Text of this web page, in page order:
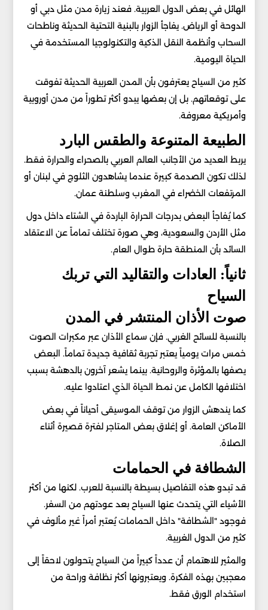
الهائل في بعض الدول العربية. فعند زيارة مدن مثل دبي أو
الدوحة أو الرياض. يفاجأ الزوار بالبنية التحتية الحديثة وناطحات
السحاب وأنظمة النقل الذكية والتكنولوجيا المستخدمة في
الحياة اليومية.
كثير من السياح يعترفون بأن المدن العربية الحديثة تفوقت
على توقعاتهم. بل إن بعضها يبدو أكثر تطوراً من مدن أوروبية
وأمريكية معروفة.
الطبيعة المتنوعة والطقس البارد
يربط العديد من الأجانب العالم العربي بالصحراء والحرارة فقط.
لذلك تكون الصدمة كبيرة عندما يشاهدون الثلوج في لبنان أو
المرتفعات الخضراء في المغرب وسلطنة عمان.
كما يُفاجأ البعض بدرجات الحرارة الباردة في الشتاء داخل دول
مثل الأردن والسعودية، وهي صورة تختلف تماماً عن الاعتقاد
السائد بأن المنطقة حارة طوال العام.
ثانياً: العادات والتقاليد التي تربك
السياح
صوت الأذان المنتشر في المدن
بالنسبة للسائح الغربي. فإن سماع الأذان عبر مكبرات الصوت
خمس مرات يومياً يعتبر تجربة ثقافية جديدة تماماً. البعض
يصفها بالمؤثرة والروحانية. بينما يشعر آخرون بالدهشة بسبب
اختلافها الكامل عن نمط الحياة الذي اعتادوا عليه.
كما يندهش الزوار من توقف الموسيقى أحياناً في بعض
الأماكن العامة. أو إغلاق بعض المتاجر لفترة قصيرة أثناء
الصلاة.
الشطافة في الحمامات
قد تبدو هذه التفاصيل بسيطة بالنسبة للعرب. لكنها من أكثر
الأشياء التي يتحدث عنها السياح بعد عودتهم من السفر.
فوجود "الشطافة" داخل الحمامات يُعتبر أمراً غير مألوف في
كثير من الدول الغربية.
والمثير للاهتمام أن عدداً كبيراً من السياح يتحولون لاحقاً إلى
معجبين بهذه الفكرة. ويعتبرونها أكثر نظافة وراحة من
استخدام الورق فقط.